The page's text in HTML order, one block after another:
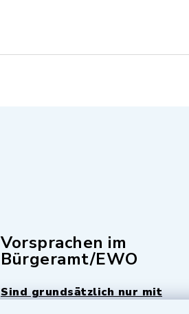
Vorsprachen im
Bürgeramt/EWO
Sind grundsätzlich nur mit